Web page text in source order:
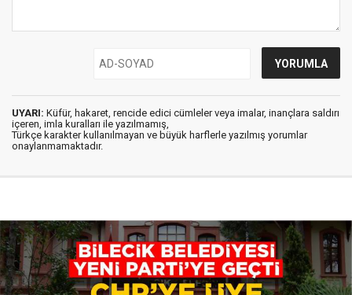
UYARI: Küfür, hakaret, rencide edici cümleler veya imalar, inançlara saldırı
içeren, imla kuralları ile yazılmamış,
Türkçe karakter kullanılmayan ve büyük harflerle yazılmış yorumlar
onaylanmamaktadır.